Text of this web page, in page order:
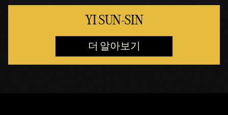
YI SUN-SIN
더 알아보기